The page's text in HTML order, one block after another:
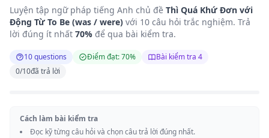
Luyện tập ngữ pháp tiếng Anh chủ đề Thì Quá Khứ Đơn với
Động Từ To Be (was / were) với 10 câu hỏi trắc nghiệm. Trả
lời đúng ít nhất 70% để qua bài kiểm tra.
10 questions Điểm đạt: 70%
Bài kiểm tra 4
0/10đã trả lời
Cách làm bài kiểm tra
Đọc kỹ từng câu hỏi và chọn câu trả lời đúng nhất.